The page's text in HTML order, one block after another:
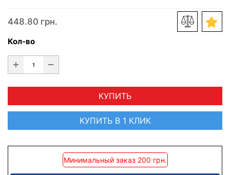
448.80 грн.
Кол-во
КУПИТЬ
КУПИТЬ В 1 КЛИК
Минимальный заказ 200 грн.